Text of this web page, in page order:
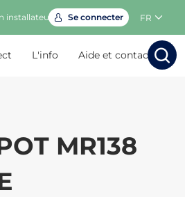
installateur Se connecter FR
L'info Aide et contact
RechercherRechercher
MR138